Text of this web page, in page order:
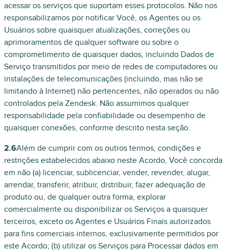
acessar os serviços que suportam esses protocolos. Não nos
responsabilizamos por notificar Você, os Agentes ou os
Usuários sobre quaisquer atualizações, correções ou
aprimoramentos de qualquer software ou sobre o
comprometimento de quaisquer dados, incluindo Dados de
Serviço transmitidos por meio de redes de computadores ou
instalações de telecomunicações (incluindo, mas não se
limitando à Internet) não pertencentes, não operados ou não
controlados pela Zendesk. Não assumimos qualquer
responsabilidade pela confiabilidade ou desempenho de
quaisquer conexões, conforme descrito nesta seção.
2.6Além de cumprir com os outros termos, condições e
restrições estabelecidos abaixo neste Acordo, Você concorda
em não (a) licenciar, sublicenciar, vender, revender, alugar,
arrendar, transferir, atribuir, distribuir, fazer adequação de
produto ou, de qualquer outra forma, explorar
comercialmente ou disponibilizar os Serviços a quaisquer
terceiros, exceto os Agentes e Usuários Finais autorizados
para fins comerciais internos, exclusivamente permitidos por
este Acordo; (b) utilizar os Serviços para Processar dados em